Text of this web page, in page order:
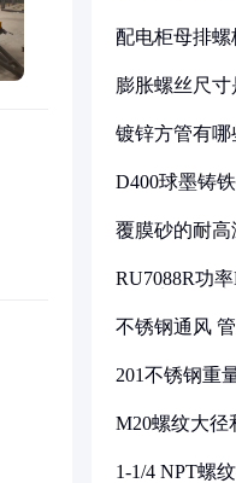
配电柜母排
膨胀螺丝尺寸
镀锌方管有
D400球墨铸
覆膜砂的耐
RU7088R功
不锈钢通风
201不锈钢重
M20螺纹大径
1-1/4 NPT螺